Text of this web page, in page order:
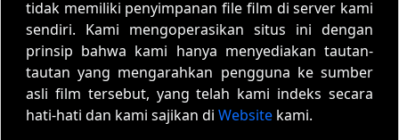
tidak memiliki penyimpanan file film di server kami
sendiri. Kami mengoperasikan situs ini dengan
prinsip bahwa kami hanya menyediakan tautan-
tautan yang mengarahkan pengguna ke sumber
asli film tersebut, yang telah kami indeks secara
hati-hati dan kami sajikan di Website kami.